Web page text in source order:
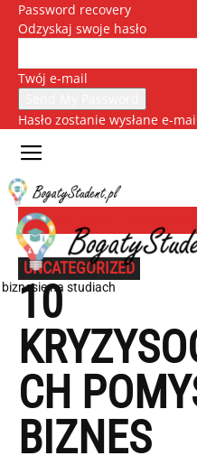
Password recovery
Odzyskaj swoje hasło
Twój e-mail
Hasło zostanie wysłane e-
biznesie na studiach
NAJNOWSZE ARTYKUŁY
UNCATEGORIZED
10
CH
BIZNES